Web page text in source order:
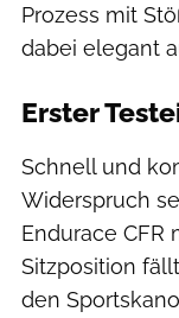
Prozess mit
dabei elegant
Erster
Schnell und
Widerspruch
Endurace CFR
Sitzposition
den